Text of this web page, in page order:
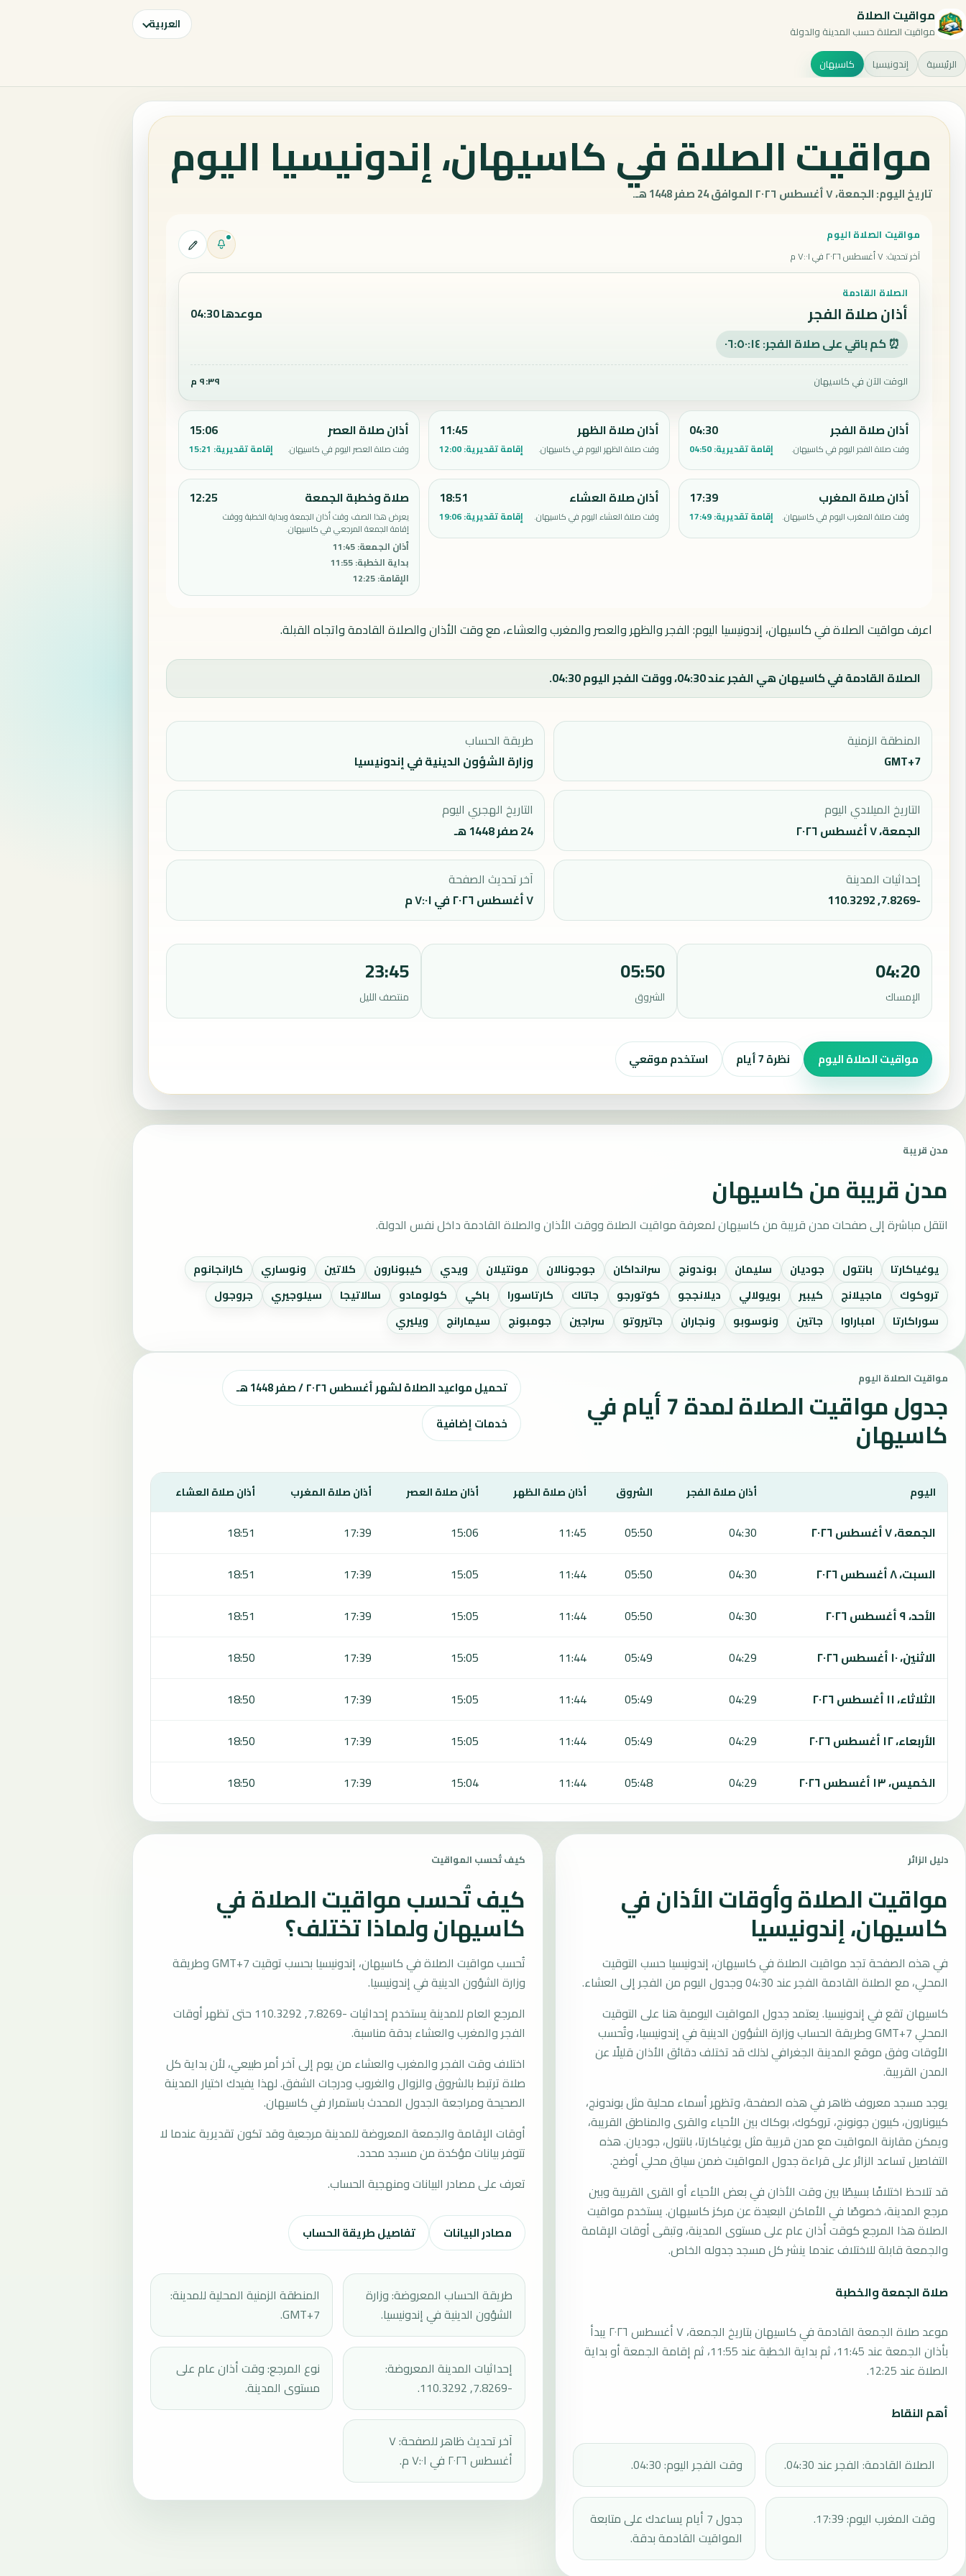
مواقيت الصلاة
مواقيت الصلاة حسب المدينة والدولة العربية
الرئيسية إندونيسيا كاسيهان
مواقيت الصلاة في كاسيهان، إندونيسيا اليوم
تاريخ اليوم: الجمعة، ٧ أغسطس ٢٠٢٦ الموافق 24 صفر 1448 هـ.
مواقيت الصلاة اليوم
آخر تحديث:٧ أغسطس ٢٠٢٦ في ٧:٠١ م
الصلاة القادمة
أذان صلاة الفجر موعدها 04:30
⏰ كم باقي على صلاة الفجر: ٠٦:٥٠:١٣
الوقت الآن في كاسيهان ٩:٣٩ م
أذان صلاة الفجر
وقت صلاة الفجر اليوم في كاسيهان.
04:30
إقامة تقديرية:04:50
أذان صلاة الظهر
وقت صلاة الظهر اليوم في كاسيهان.
11:45
إقامة تقديرية:12:00
أذان صلاة العصر
وقت صلاة العصر اليوم في كاسيهان.
15:06
إقامة تقديرية: 15:21
أذان صلاة المغرب
وقت صلاة المغرب اليوم في كاسيهان.
17:39
إقامة تقديرية:17:49
أذان صلاة العشاء
وقت صلاة العشاء اليوم في كاسيهان.
18:51
إقامة تقديرية:19:06
صلاة وخطبة الجمعة
يعرض هذا الصف وقت أذان الجمعة وبداية الخطبة ووقت
إقامة الجمعة المرجعي في كاسيهان.
أذان الجمعة:
11:45
بداية الخطبة:
11:55
الإقامة:
12:25
12:25
اعرف مواقيت الصلاة في كاسيهان، إندونيسيا اليوم: الفجر والظهر والعصر والمغرب والعشاء، مع وقت الأذان والصلاة القادمة واتجاه القبلة.
الصلاة القادمة في كاسيهان هي الفجر عند 04:30، ووقت الفجر اليوم 04:30.
المنطقة الزمنية
GMT+7
طريقة الحساب
وزارة الشؤون الدينية في إندونيسيا
التاريخ الميلادي اليوم
الجمعة، ٧ أغسطس ٢٠٢٦
التاريخ الهجري اليوم
24 صفر 1448 هـ
إحداثيات المدينة
-7.8269, 110.3292
آخر تحديث الصفحة
٧ أغسطس ٢٠٢٦ في ٧:٠١ م
04:20
الإمساك
05:50
الشروق
23:45
منتصف الليل
مواقيت الصلاة اليوم نظرة 7 أيام استخدم موقعي
مدن قريبة
مدن قريبة من كاسيهان
انتقل مباشرة إلى صفحات مدن قريبة من كاسيهان لمعرفة مواقيت الصلاة ووقت الأذان والصلاة القادمة داخل نفس الدولة.
يوغياكارتا بانتول جوديان سليمان بوندونج سرانداكان جوجونالان مونتيلان ويدي كيبونارون كلاتين ونوساري
كارانجانوم
تروكوك
ماجيلانج كيبير بويولالي ديلانججو كوتورجو جاتاك كارتاسورا باكي كولومادو سالاتيجا سيلوجيري
جروجول
سوراكارتا
امباراوا جاتين ونوسوبو ونجاران جاتيروتو سراجين جومبونج سيمارانج ويليري
مواقيت الصلاة اليوم
جدول مواقيت الصلاة لمدة 7 أيام في
كاسيهان
تحميل مواعيد الصلاة لشهر أغسطس ٢٠٢٦ / صفر 1448 هـ
خدمات إضافية
يعرض هذا الجدول مواقيت الصلاة لمدة 7 أيام في كاسيهان، بما يشمل الفجر والشروق والظهر والعصر والمغرب والعشاء.
اليوم أذان صلاة الفجر الشروق أذان صلاة الظهر أذان صلاة العصر أذان صلاة المغرب أذان صلاة العشاء
الجمعة، ٧ أغسطس ٢٠٢٦ 04:30
05:50
11:45
15:06
17:39
18:51
السبت، ٨ أغسطس ٢٠٢٦
04:30
05:50
11:44
15:05
17:39
18:51
الأحد، ٩ أغسطس ٢٠٢٦
04:30
05:50
11:44
15:05
17:39
18:51
الاثنين، ١٠ أغسطس ٢٠٢٦
04:29
05:49
11:44
15:05
17:39
18:50
الثلاثاء، ١١ أغسطس ٢٠٢٦
04:29
05:49
11:44
15:05
17:39
18:50
الأربعاء، ١٢ أغسطس ٢٠٢٦
04:29
05:49
11:44
15:05
17:39
18:50
الخميس، ١٣ أغسطس ٢٠٢٦
04:29
05:48
11:44
15:04
17:39
18:50
دليل الزائر
مواقيت الصلاة وأوقات الأذان في
كاسيهان، إندونيسيا
في هذه الصفحة تجد مواقيت الصلاة في كاسيهان، إندونيسيا حسب التوقيت
المحلي، مع الصلاة القادمة الفجر عند 04:30 وجدول اليوم من الفجر إلى العشاء.
كاسيهان تقع في إندونيسيا. يعتمد جدول المواقيت اليومية هنا على التوقيت
المحلي GMT+7 وطريقة الحساب وزارة الشؤون الدينية في إندونيسيا، وتُحسب
الأوقات وفق موقع المدينة الجغرافي لذلك قد تختلف دقائق الأذان قليلًا عن
المدن القريبة.
يوجد مسجد معروف ظاهر في هذه الصفحة، وتظهر أسماء محلية مثل بوندونج،
كيبونارون، كيبون جونونج، تروكوك، بوكاك بين الأحياء والقرى والمناطق القريبة،
ويمكن مقارنة المواقيت مع مدن قريبة مثل يوغياكارتا، بانتول، جوديان. هذه
التفاصيل تساعد الزائر على قراءة جدول المواقيت ضمن سياق محلي أوضح.
قد تلاحظ اختلافًا بسيطًا بين وقت الأذان في بعض الأحياء أو القرى القريبة وبين
مرجع المدينة، خصوصًا في الأماكن البعيدة عن مركز كاسيهان. يستخدم مواقيت
الصلاة هذا المرجع كوقت أذان عام على مستوى المدينة، وتبقى أوقات الإقامة
والجمعة قابلة للاختلاف عندما ينشر كل مسجد جدوله الخاص.
صلاة الجمعة والخطبة
موعد صلاة الجمعة القادمة في كاسيهان بتاريخ الجمعة، ٧ أغسطس ٢٠٢٦ يبدأ
بأذان الجمعة عند 11:45، ثم بداية الخطبة عند 11:55، ثم إقامة الجمعة أو بداية
الصلاة عند 12:25.
أهم النقاط
الصلاة القادمة: الفجر عند 04:30. وقت الفجر اليوم: 04:30.
وقت المغرب اليوم: 17:39.
جدول 7 أيام يساعدك على متابعة
المواقيت القادمة بدقة.
كيف تُحسب المواقيت
كيف تُحسب مواقيت الصلاة في
كاسيهان ولماذا تختلف؟
تُحسب مواقيت الصلاة في كاسيهان، إندونيسيا بحسب توقيت GMT+7 وطريقة
وزارة الشؤون الدينية في إندونيسيا.
المرجع العام للمدينة يستخدم إحداثيات -7.8269, 110.3292 حتى تظهر أوقات
الفجر والمغرب والعشاء بدقة مناسبة.
اختلاف وقت الفجر والمغرب والعشاء من يوم إلى آخر أمر طبيعي، لأن بداية كل
صلاة ترتبط بالشروق والزوال والغروب ودرجات الشفق. لهذا يفيدك اختيار المدينة
الصحيحة ومراجعة الجدول المحدث باستمرار في كاسيهان.
أوقات الإقامة والجمعة المعروضة للمدينة مرجعية وقد تكون تقديرية عندما لا
تتوفر بيانات مؤكدة من مسجد محدد.
تعرف على مصادر البيانات ومنهجية الحساب.
مصادر البيانات تفاصيل طريقة الحساب
طريقة الحساب المعروضة: وزارة
الشؤون الدينية في إندونيسيا.
المنطقة الزمنية المحلية للمدينة:
GMT+7.
إحداثيات المدينة المعروضة:
-7.8269, 110.3292.
نوع المرجع: وقت أذان عام على
مستوى المدينة.
آخر تحديث ظاهر للصفحة: ٧
أغسطس ٢٠٢٦ في ٧:٠١ م.